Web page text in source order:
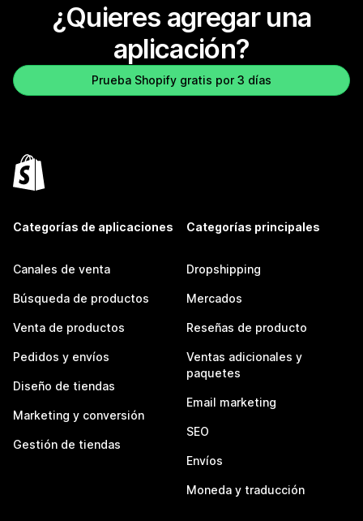
¿Quieres agregar una
aplicación?
Prueba Shopify gratis por 3 días
Categorías de aplicaciones
Canales de venta
Búsqueda de productos
Venta de productos
Pedidos y envíos
Diseño de tiendas
Marketing y conversión
Gestión de tiendas
Categorías principales
Dropshipping
Mercados
Reseñas de producto
Ventas adicionales y
paquetes
Email marketing
SEO
Envíos
Moneda y traducción